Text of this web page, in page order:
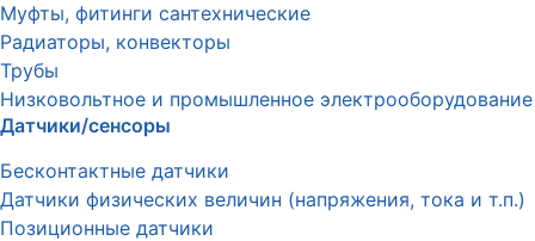
Муфты, фитинги сантехнические
Радиаторы, конвекторы
Трубы
Низковольтное и промышленное электрооборудование
Датчики/сенсоры
Бесконтактные датчики
Датчики физических величин (напряжения, тока и т.п.)
Позиционные датчики